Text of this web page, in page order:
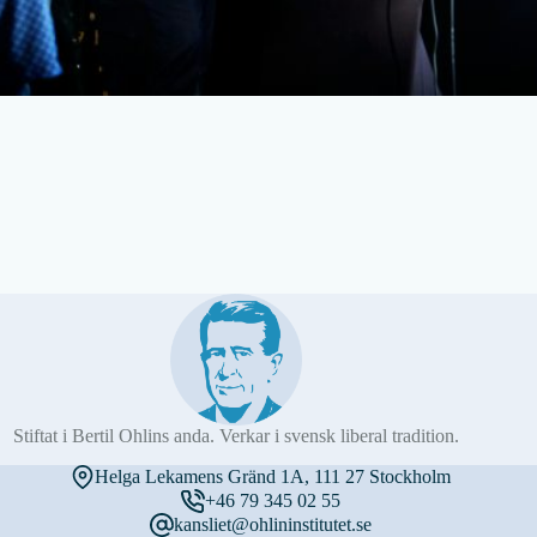
Stiftat i Bertil Ohlins anda. Verkar i svensk liberal tradition.
Helga Lekamens Gränd 1A, 111 27 Stockholm
+46 79 345 02 55
kansliet@ohlininstitutet.se